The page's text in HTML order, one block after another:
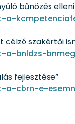
bűnözés
a-
célzó szakértői
a-bnldzs-
fejlesztése”
a-cbrn-e-